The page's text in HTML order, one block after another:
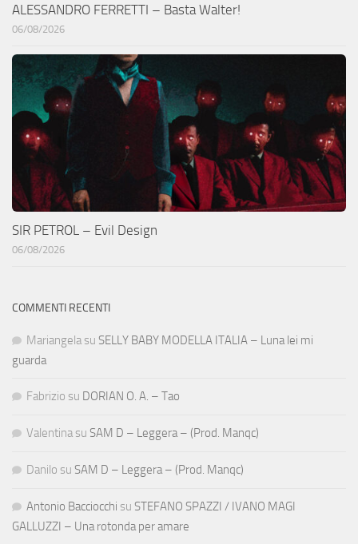
ALESSANDRO FERRETTI – Basta Walter!
06/08/2026
SIR PETROL – Evil Design
06/08/2026
COMMENTI RECENTI
Mariangela su SELLY BABY MODELLA ITALIA – Luna lei mi
guarda
Fabrizio su DORIAN O. A. – Tao
Valentina su SAM D – Leggera – (Prod. Manqc)
Danilo su SAM D – Leggera – (Prod. Manqc)
Antonio Bacciocchi su STEFANO SPAZZI / IVANO MAGI
GALLUZZI – Una rotonda per amare